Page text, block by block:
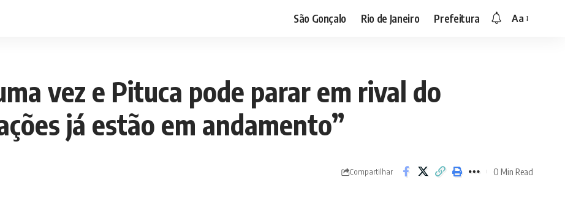
São Gonçalo Rio de Janeiro Prefeitura Aa
vez e Pituca pode parar em rival do
já estão em andamento”
Compartilhar 0 Min Read